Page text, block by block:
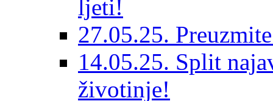
ljeti!
27.05.25.
14.05.25. Split
životinje!